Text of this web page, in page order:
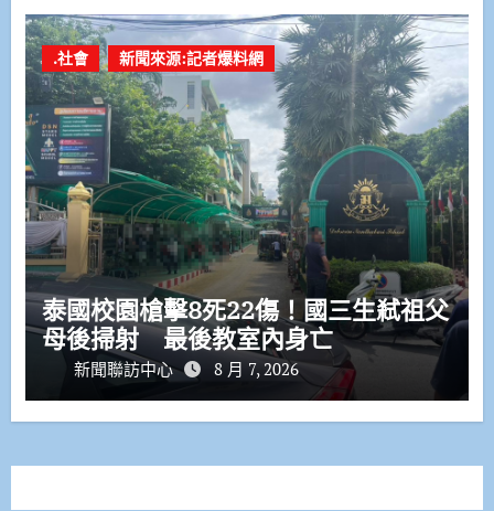
.社會 新聞來源:記者爆料網
泰國校園槍擊8死22傷！國三生弒祖父
母後掃射 最後教室內身亡
新聞聯訪中心 8 月 7, 2026